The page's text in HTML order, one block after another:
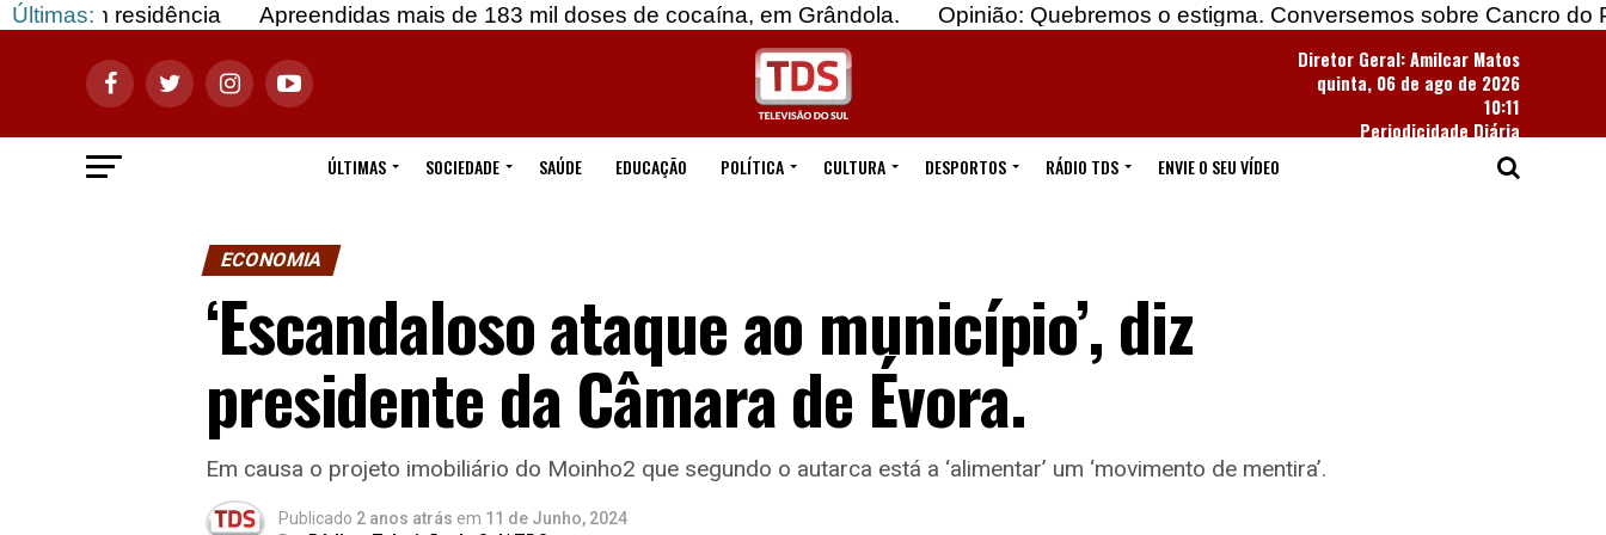
Últimas: Apreendidas mais de 183 mil doses de cocaína, em Grândola.
Opinião: Quebremos o estigma. Conversemos sobre Cancro do Pulmão
Diretor Geral: Amilcar Matos
quinta, 06 de ago de 2026
10:11
Periodicidade Diária
ÚLTIMAS
SOCIEDADE SAÚDE EDUCAÇÃO POLÍTICA CULTURA DESPORTOS RÁDIO TDS ENVIE O SEU VÍDEO
ECONOMIA
‘Escandaloso ataque ao município’, diz
presidente da Câmara de Évora.
Em causa o projeto imobiliário do Moinho2 que segundo o autarca está a ‘alimentar’ um ‘movimento de mentira’.
Publicado 2 anos atrás em 11 de Junho, 2024